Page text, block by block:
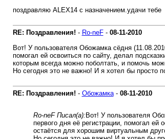
поздравляю ALEX14 с назначением.удачи тебе
RE: Поздравления! - Ro-neF- 08-11-2010
Вот! У пользователя Обожамка сёдня
помогал ей освоиться по сайту, делал
которым всегда можно поболтать, и помочь
Но сегодня это не важно! И я хотел бы просто
RE: Поздравления! - Обожамка- 08-11-2010
Ro-neF Писал(а): Вот! У пользователя
первого дня её регистрации, помогал
остаётся для хорошим виртуальным